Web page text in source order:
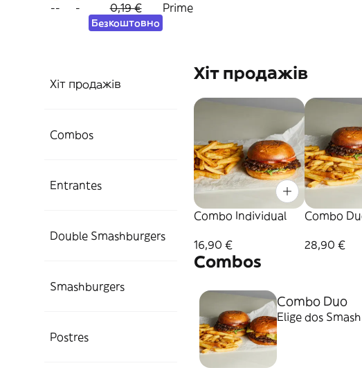
-- - 0,19 €
Безкоштовно
Prime
Хіт продажів
Combos
Entrantes
Double Smashburgers
Smashburgers
Postres
Хіт продажів
Combo Individual
16,90 €
Combo
28,90 €
Combos
Combo Duo
Elige dos